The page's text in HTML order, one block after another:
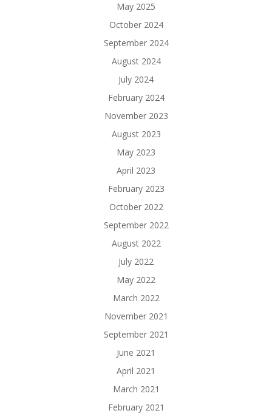
May 2025
October 2024
September 2024
August 2024
July 2024
February 2024
November 2023
August 2023
May 2023
April 2023
February 2023
October 2022
September 2022
August 2022
July 2022
May 2022
March 2022
November 2021
September 2021
June 2021
April 2021
March 2021
February 2021